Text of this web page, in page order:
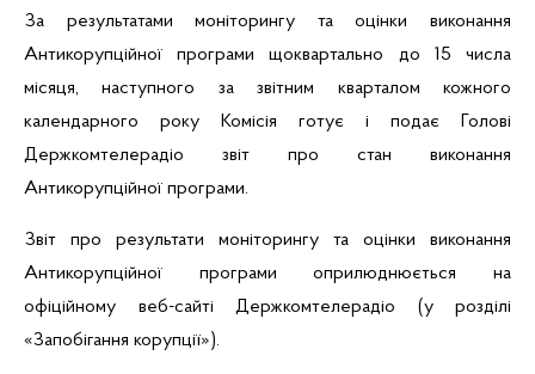
За результатами моніторингу та оцінки виконання
Антикорупційної програми щоквартально до 15 числа
місяця, наступного за звітним кварталом кожного
календарного року Комісія готує і подає Голові
Держкомтелерадіо звіт про стан виконання
Антикорупційної програми.
Звіт про результати моніторингу та оцінки виконання
Антикорупційної програми оприлюднюється на
офіційному веб-сайті Держкомтелерадіо (у розділі
«Запобігання корупції»).